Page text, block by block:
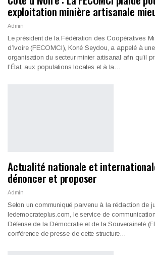
exploitation minière artisanale
Admin
Le président de la Fédération des Coopératives
d’Ivoire (FECOMCI), Koné Seydou, a appelé à
organisation du secteur minier artisanal afin qu’il
l’État, aux populations locales et à la…
Actualité nationale et
dénoncer et proposer
Admin
Selon un communiqué parvenu à la rédaction de
ledemocrateplus.com, le service de
Défense de la Démocratie et de la Souveraineté
conférence de presse de cette structure…